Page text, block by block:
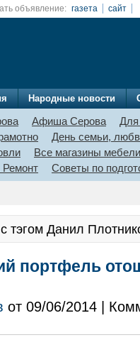
объявление: газета сайт
Народные новости
Афиша Серова
Для
День семьи,
Все магазины мебели
Ремонт
Советы по
тэгом Данил
портфель
от 09/06/2014 |